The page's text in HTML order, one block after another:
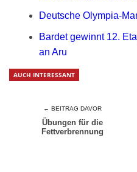
Deutsche Olympia-
Bardet gewinnt 12.
an Aru
AUCH INTERESSANT
← BEITRAG DAVOR
Übungen für die
Fettverbrennung